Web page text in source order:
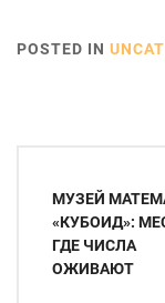
POSTED IN
записям
МУЗЕЙ
«КУБОИД»:
ГДЕ ЧИСЛА
ОЖИВАЮТ